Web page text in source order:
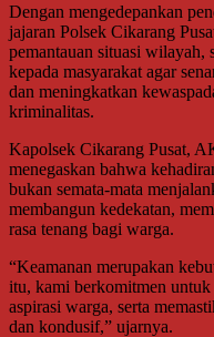
Dengan mengedepankan
jajaran Polsek Cikarang
pemantauan situasi wilayah,
kepada masyarakat agar
dan meningkatkan
kriminalitas.
Kapolsek Cikarang Pusat,
menegaskan bahwa
bukan semata-mata
membangun kedekatan,
rasa tenang bagi warga.
“Keamanan merupakan
itu, kami berkomitmen untuk
aspirasi warga, serta
dan kondusif,” ujarnya.